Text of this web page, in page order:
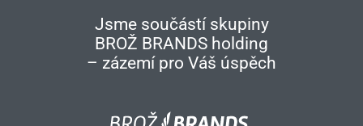
Jsme součástí skupiny
BROŽ BRANDS holding
– zázemí pro Váš úspěch